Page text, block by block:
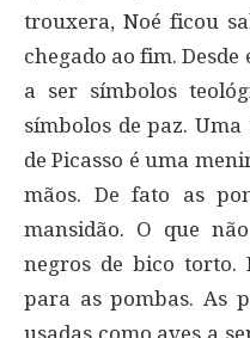
trouxera, Noé ficou
chegado ao fim.
a ser símbolos
símbolos de paz.
de Picasso é uma
mãos. De fato as
mansidão. O que
negros de bico torto.
para as pombas. As
usadas como aves a